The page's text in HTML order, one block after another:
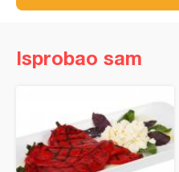
Isprobao sam